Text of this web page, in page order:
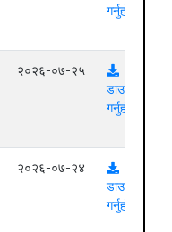
गर्नुहोस्
२०२६-०७-२५
डाउनलोड
गर्नुहोस्
२०२६-०७-२४
डाउनलोड
गर्नुहोस्